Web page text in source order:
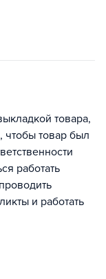
товара,
чтобы товар был
работать
и работать